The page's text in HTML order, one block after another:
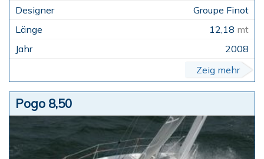
Groupe Finot
12,18 mt
2008
Zeig mehr
Pogo 8,50